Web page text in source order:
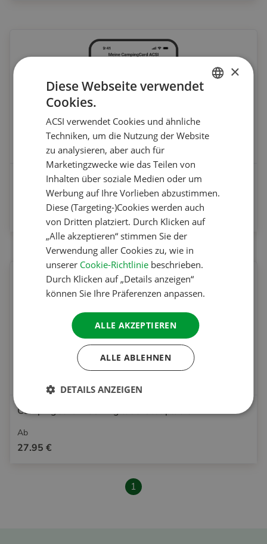
CampingCard ACSI Digital
CampingCard ACSI Digital & Stellplätze
Ab
27.95 €
1
DANISH
SPANISH
×
Diese Webseite verwendet
Cookies.
ACSI verwendet Cookies und ähnliche
Techniken, um die Nutzung der Website
zu analysieren, aber auch für
Marketingzwecke wie das Teilen von
Inhalten über soziale Medien oder um
Werbung auf Ihre Vorlieben abzustimmen.
Diese (Targeting-)Cookies werden auch
von Dritten platziert. Durch Klicken auf
„Alle akzeptieren“ stimmen Sie der
Verwendung aller Cookies zu, wie in
unserer Cookie-Richtlinie beschrieben.
Durch Klicken auf „Details anzeigen“
können Sie Ihre Präferenzen anpassen.
ALLE AKZEPTIEREN
ALLE ABLEHNEN
DETAILS ANZEIGEN